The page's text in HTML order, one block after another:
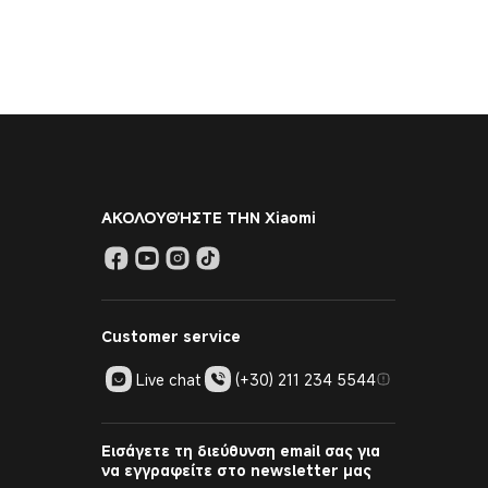
ΑΚΟΛΟΥΘΉΣΤΕ ΤΗΝ Xiaomi
Customer service
Live chat (+30) 211 234 5544
Εισάγετε τη διεύθυνση email σας για
να εγγραφείτε στο newsletter μας